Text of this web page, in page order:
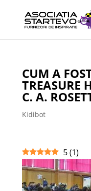
CUM A
TREASURE
C. A.
Kidibot
5 (1)